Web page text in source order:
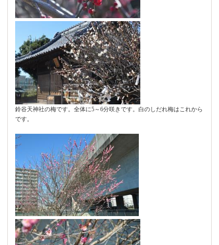
鈴谷天神社の梅です。全体に5～6分咲きです。白のしだれ梅はこれから
です。